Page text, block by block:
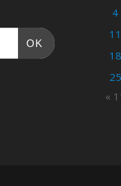
OK
«
4
11
18
25